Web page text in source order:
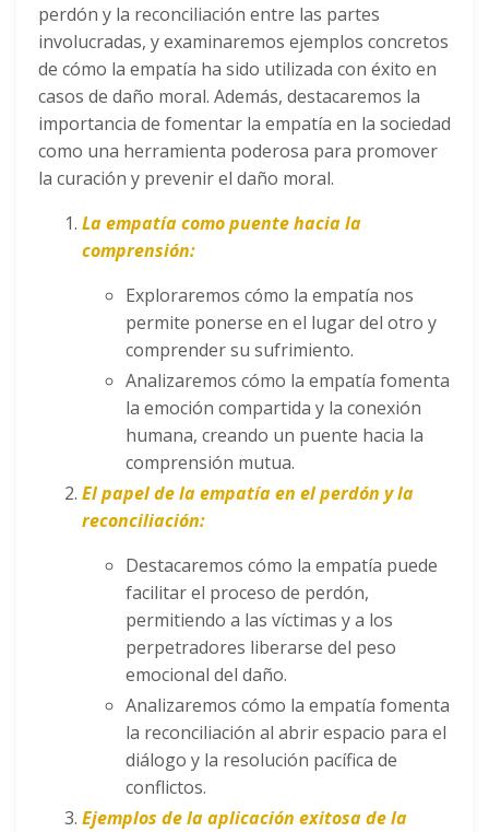
perdón y la reconciliación entre las partes
involucradas, y examinaremos ejemplos concretos
de cómo la empatía ha sido utilizada con éxito en
casos de daño moral. Además, destacaremos la
importancia de fomentar la empatía en la sociedad
como una herramienta poderosa para promover
la curación y prevenir el daño moral.
La empatía como puente hacia la
comprensión:
Exploraremos cómo la empatía nos
permite ponerse en el lugar del otro y
comprender su sufrimiento.
Analizaremos cómo la empatía fomenta
la emoción compartida y la conexión
humana, creando un puente hacia la
comprensión mutua.
El papel de la empatía en el perdón y la
reconciliación:
Destacaremos cómo la empatía puede
facilitar el proceso de perdón,
permitiendo a las víctimas y a los
perpetradores liberarse del peso
emocional del daño.
Analizaremos cómo la empatía fomenta
la reconciliación al abrir espacio para el
diálogo y la resolución pacífica de
conflictos.
Ejemplos de la aplicación exitosa de la